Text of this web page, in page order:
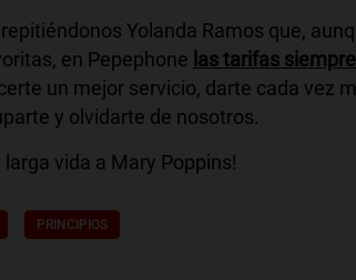
Yolanda Ramos que,
en Pepephone las tarifas
un mejor servicio, darte cada vez
y olvidarte de nosotros.
larga vida a Mary Poppins!
PRINCIPIOS